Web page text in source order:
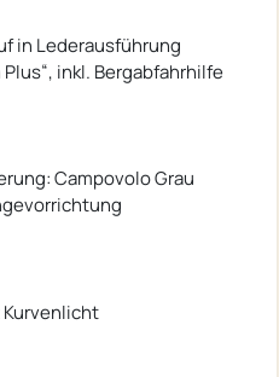
in Lederausführung
inkl. Bergabfahrhilfe
Campovolo Grau